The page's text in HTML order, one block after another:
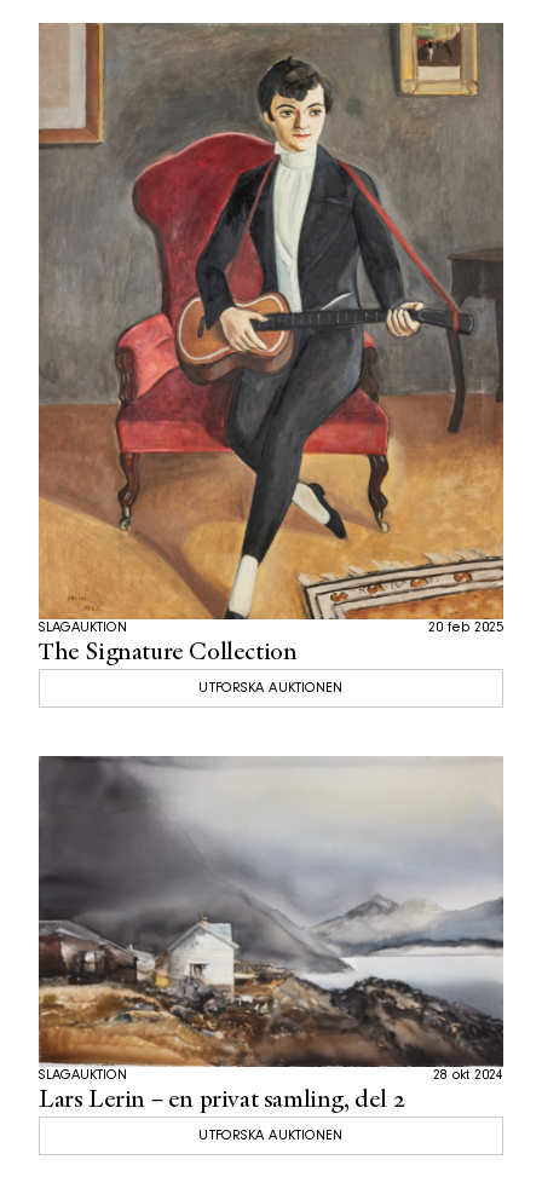
The Signature Collection
SLAGAUKTION 20 feb 2025
UTFORSKA AUKTIONEN
Lars Lerin – en privat samling, del 2
SLAGAUKTION 28 okt 2024
UTFORSKA AUKTIONEN